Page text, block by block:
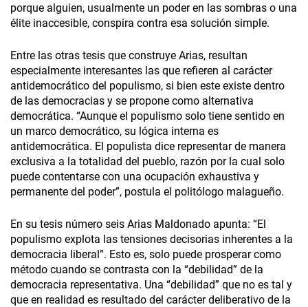
porque alguien, usualmente un poder en las sombras o una
élite inaccesible, conspira contra esa solución simple.
Entre las otras tesis que construye Arias, resultan
especialmente interesantes las que refieren al carácter
antidemocrático del populismo, si bien este existe dentro
de las democracias y se propone como alternativa
democrática. “Aunque el populismo solo tiene sentido en
un marco democrático, su lógica interna es
antidemocrática. El populista dice representar de manera
exclusiva a la totalidad del pueblo, razón por la cual solo
puede contentarse con una ocupación exhaustiva y
permanente del poder”, postula el politólogo malagueño.
En su tesis número seis Arias Maldonado apunta: “El
populismo explota las tensiones decisorias inherentes a la
democracia liberal”. Esto es, solo puede prosperar como
método cuando se contrasta con la “debilidad” de la
democracia representativa. Una “debilidad” que no es tal y
que en realidad es resultado del carácter deliberativo de la